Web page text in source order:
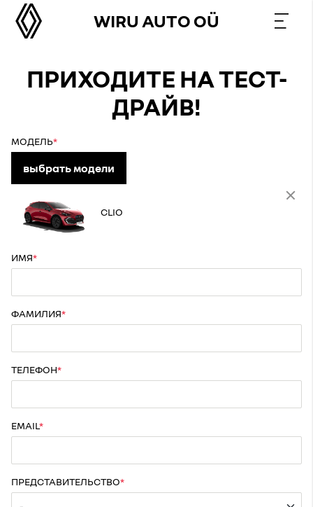
WIRU AUTO OÜ
ПРИХОДИТЕ НА ТЕСТ-
ДРАЙВ!
МОДЕЛЬ
выбрать модели
CLIO
ИМЯ
ФАМИЛИЯ
ТЕЛЕФОН
EMAIL
ПРЕДСТАВИТЕЛЬСТВО